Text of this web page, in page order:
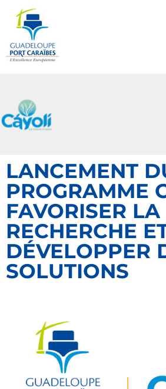
LANCEMENT
PROGRAMME
FAVORISER LA
RECHERCHE
DÉVELOPPER
SOLUTIONS